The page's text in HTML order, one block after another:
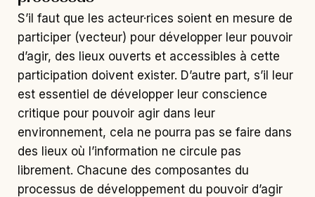
critique pour pouvoir agir dans leur
environnement, cela ne pourra pas se faire dans
des lieux où l’information ne circule pas
librement. Chacune des composantes du
processus de développement du pouvoir d’agir
individuel ou collectif se développe ainsi à l’aide
de certaines caractéristiques dans le milieu, qui
deviennent alors plus ou moins favorables.
D’un autre côté, qui d’autres que des acteur·rices
en situation de pouvoir d’agir peuvent contribuer